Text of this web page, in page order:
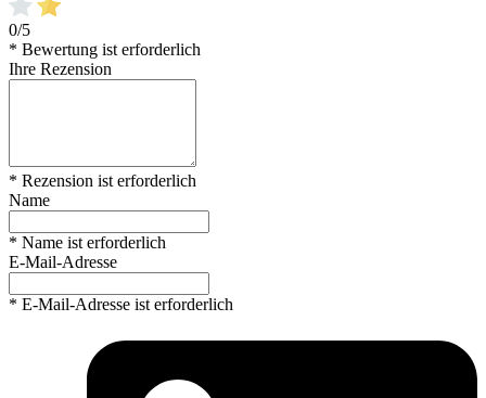
0/5
* Bewertung ist erforderlich
Ihre Rezension
* Rezension ist erforderlich
Name
* Name ist erforderlich
E-Mail-Adresse
* E-Mail-Adresse ist erforderlich